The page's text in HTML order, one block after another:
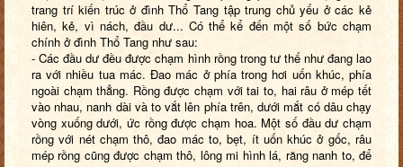
trang trí kiến trúc ở đình Thổ Tang tập trung chủ yếu ở các kẻ
hiên, kẻ, vì nách, đầu dư... Có thể kể đến một số bức chạm
chính ở đình Thổ Tang như sau:
- Các đầu dư đều được chạm hình rồng trong tư thế như đang lao
ra với nhiều tua mác. Đao mác ở phía trong hơi uốn khúc, phía
ngoài chạm thẳng. Rồng được chạm với tai to, hai râu ở mép tết
vào nhau, nanh dài và to vắt lên phía trên, dưới mắt có dâu chạy
vòng xuống dưới, ức rồng được chạm hoa. Một số đầu dư chạm
rồng với nét chạm thô, đao mác to, bẹt, ít uốn khúc ở gốc, râu
mép rồng cũng được chạm thô, lông mi hình lá, răng nanh to, để